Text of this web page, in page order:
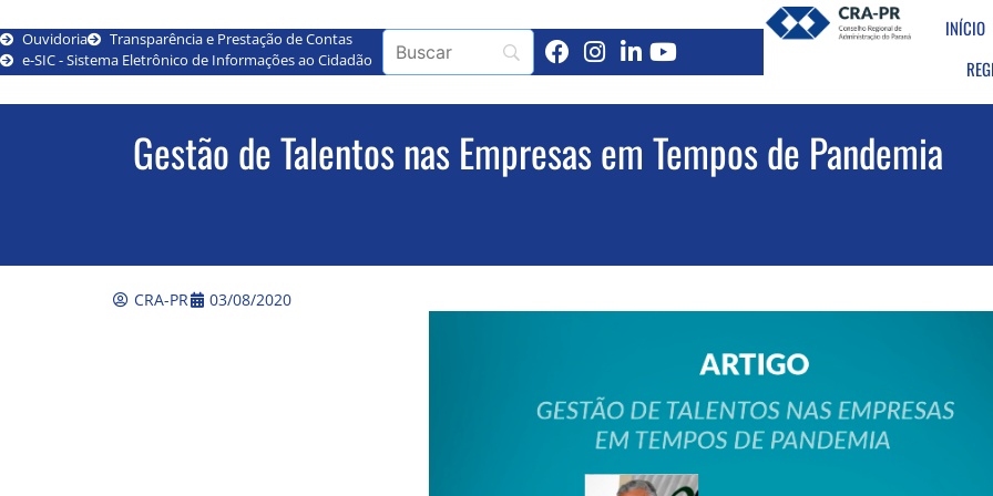
Ouvidoria
Transparência e Prestação de Contas
e-SIC - Sistema Eletrônico de Informações ao Cidadão
INÍCIO
Gestão de Talentos nas Empresas em Tempos de Pandemia
CRA-PR 03/08/2020